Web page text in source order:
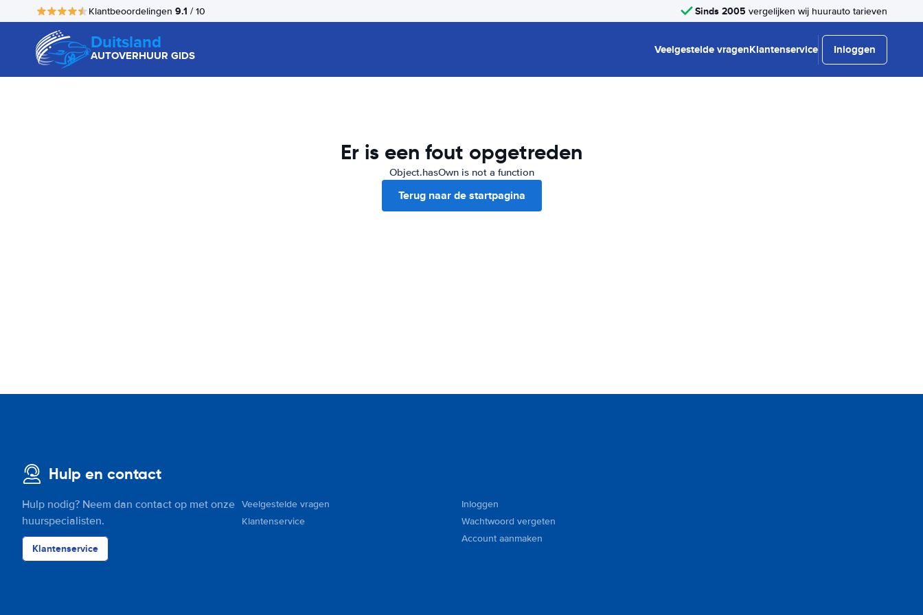
Klantbeoordelingen 9.1 / 10 Sinds 2005 vergelijken wij huurauto tarieven
Duitsland
AUTOVERHUUR GIDS Veelgestelde vragenKlantenservice Inloggen
Er is een fout opgetreden
Object.hasOwn is not a function
Terug naar de startpagina
Hulp en contact
Hulp nodig? Neem dan contact op met onze
huurspecialisten.
Klantenservice
Veelgestelde vragen
Klantenservice
Inloggen
Wachtwoord vergeten
Account aanmaken